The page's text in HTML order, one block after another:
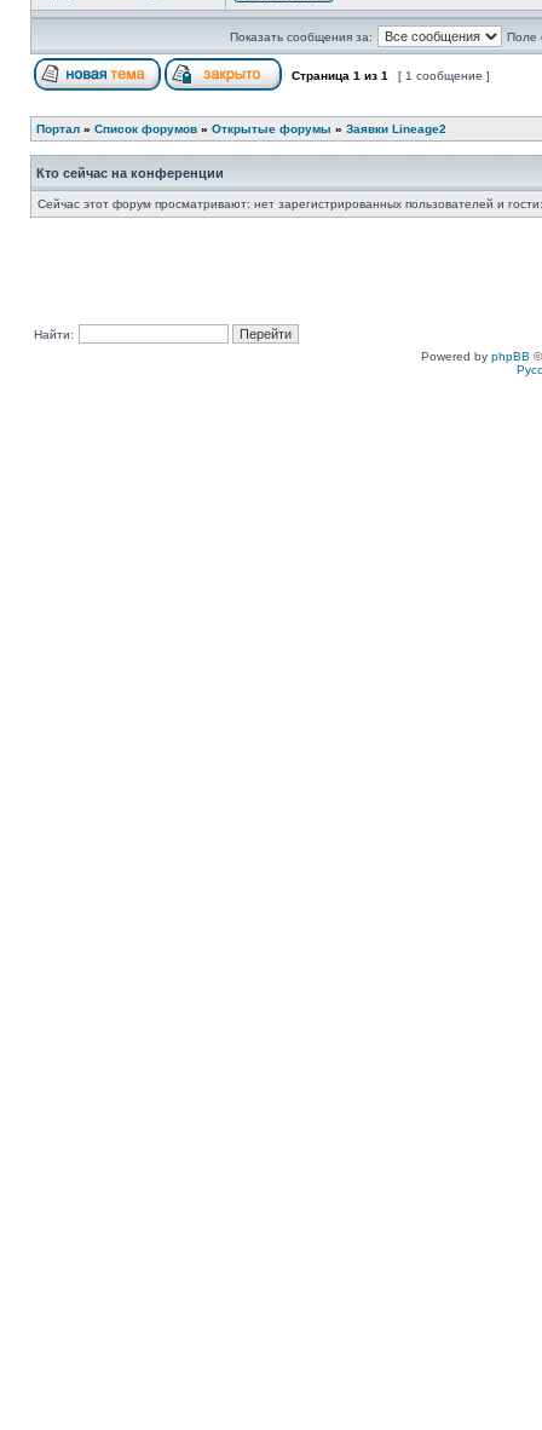
Показать сообщения за: Поле
Страница 1 из 1 [ 1 сообщение ]
Портал » Список форумов » Открытые форумы » Заявки Lineage2
Кто сейчас на конференции
Сейчас этот форум просматривают: нет зарегистрированных пользователей и
Найти:
Powered by phpBB